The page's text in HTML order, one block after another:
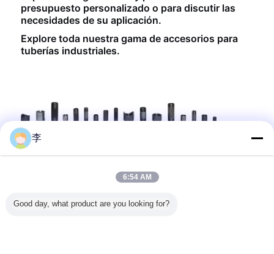
presupuesto personalizado o para discutir las
necesidades de su aplicación.
Explore toda nuestra gama de accesorios para
tuberías industriales.
Productos Recomendados
李
6:54 AM
Good day, what product are you looking for?